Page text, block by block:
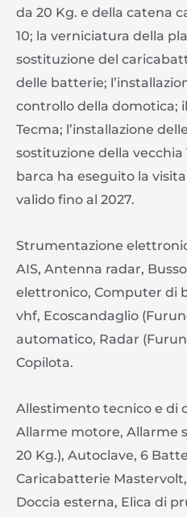
da 20 Kg. e della catena
10; la verniciatura della
sostituzione del
delle batterie;
controllo della domotica;
Tecma; l’installazione
sostituzione della vecchia
barca ha eseguito la
valido fino al 2027.
Strumentazione
AIS, Antenna radar,
elettronico, Computer di
vhf, Ecoscandaglio
automatico, Radar
Copilota.
Allestimento tecnico e di
Allarme motore, Allarme
20 Kg.), Autoclave, 6
Caricabatterie
Doccia esterna, Elica di